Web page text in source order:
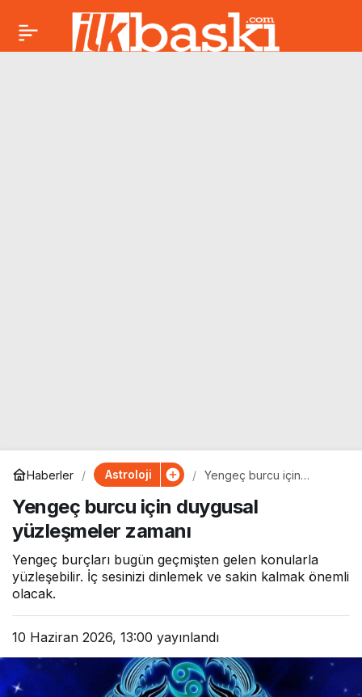
Haberler Astroloji
Yengeç burcu için
zamanı
Yengeç burcu için duygusal
yüzleşmeler zamanı
Yengeç burçları bugün geçmişten gelen konularla
yüzleşebilir. İç sesinizi dinlemek ve sakin kalmak önemli
olacak.
10 Haziran 2026, 13:00 yayınlandı
İkizler burcu bugün